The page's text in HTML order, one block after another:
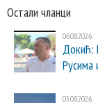
Остали чланци
06.08.2026.
Докић:
Русима
05.08.2026.